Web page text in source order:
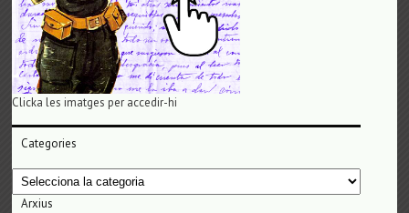
Clicka les imatges per accedir-hi
Categories
Categories
Arxius